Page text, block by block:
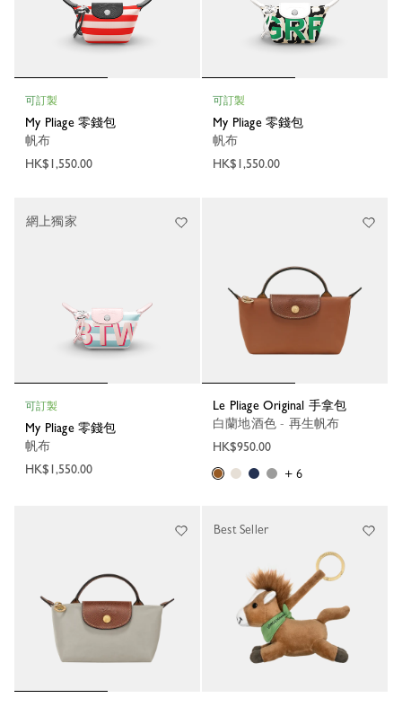
可訂製
My Pliage 零錢包
帆布
HK$1,550.00
可訂製
My Pliage 零錢包
帆布
HK$1,550.00
可訂製
My Pliage 零錢包
帆布
HK$1,550.00
網上獨家
Le Pliage Original 手拿包
白蘭地酒色 - 再生帆布
HK$950.00
+ 6
Best Seller